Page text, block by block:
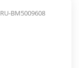
RU-BM5009608